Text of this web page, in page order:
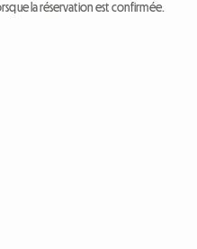
la réservation est confirmée.